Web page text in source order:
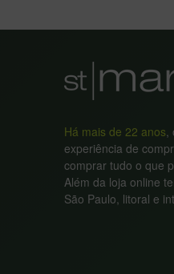
Há mais de 22 anos,
experiência de
comprar tudo o que
Além da loja online
São Paulo, litoral e